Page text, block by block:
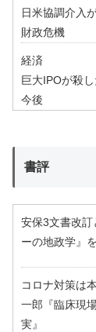
日米協調介入
財政危機
経済
巨大IPOが殺
今後
書評
安保3文書改
ーの地政学』
コロナ対策は
一郎『臨床現
実』